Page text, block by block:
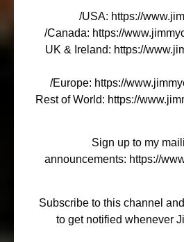
USA: https://
Canada: https://
UK & Ireland: https://
Europe: https://
Rest of World: https://
Sign up to
announcements:
Subscribe to this
to get notified